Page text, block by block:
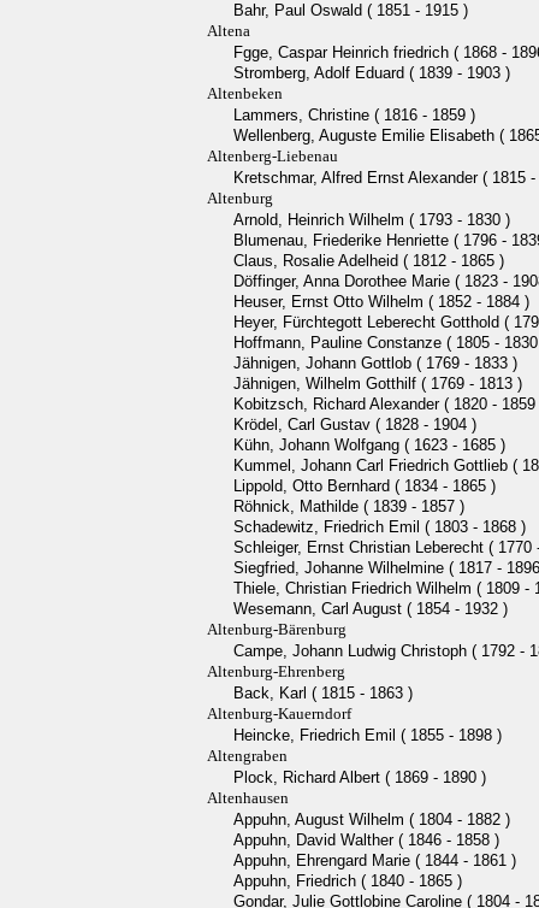
Bahr, Paul Oswald ( 1851 - 1915 )
Altena
Fgge, Caspar Heinrich friedrich ( 1868 -
Stromberg, Adolf Eduard ( 1839 - 1903 )
Altenbeken
Lammers, Christine ( 1816 - 1859 )
Wellenberg, Auguste Emilie Elisabeth (
Altenberg-Liebenau
Kretschmar, Alfred Ernst Alexander ( 1815
Altenburg
Arnold, Heinrich Wilhelm ( 1793 - 1830 )
Blumenau, Friederike Henriette ( 1796 -
Claus, Rosalie Adelheid ( 1812 - 1865 )
Döffinger, Anna Dorothee Marie ( 1823 -
Heuser, Ernst Otto Wilhelm ( 1852 - 1884 )
Heyer, Fürchtegott Leberecht Gotthold (
Hoffmann, Pauline Constanze ( 1805 -
Jähnigen, Johann Gottlob ( 1769 - 1833 )
Jähnigen, Wilhelm Gotthilf ( 1769 - 1813 )
Kobitzsch, Richard Alexander ( 1820 - 1859
Krödel, Carl Gustav ( 1828 - 1904 )
Kühn, Johann Wolfgang ( 1623 - 1685 )
Kummel, Johann Carl Friedrich Gottlieb (
Lippold, Otto Bernhard ( 1834 - 1865 )
Röhnick, Mathilde ( 1839 - 1857 )
Schadewitz, Friedrich Emil ( 1803 - 1868 )
Schleiger, Ernst Christian Leberecht ( 1770
Siegfried, Johanne Wilhelmine ( 1817 -
Thiele, Christian Friedrich Wilhelm ( 1809 -
Wesemann, Carl August ( 1854 - 1932 )
Altenburg-Bärenburg
Campe, Johann Ludwig Christoph ( 1792 -
Altenburg-Ehrenberg
Back, Karl ( 1815 - 1863 )
Altenburg-Kauerndorf
Heincke, Friedrich Emil ( 1855 - 1898 )
Altengraben
Plock, Richard Albert ( 1869 - 1890 )
Altenhausen
Appuhn, August Wilhelm ( 1804 - 1882 )
Appuhn, David Walther ( 1846 - 1858 )
Appuhn, Ehrengard Marie ( 1844 - 1861 )
Appuhn, Friedrich ( 1840 - 1865 )
Gondar, Julie Gottlobine Caroline ( 1804 -